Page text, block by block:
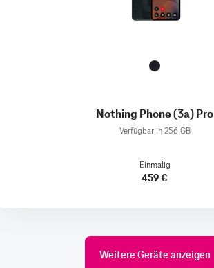
Nothing Phone (3a) Pro
Verfügbar in 256 GB
Einmalig
459 €
Weitere Geräte anzeigen